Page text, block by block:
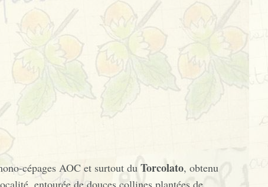
cépages AOC et surtout du Torcolato, obtenu
entourée de douces collines plantées de